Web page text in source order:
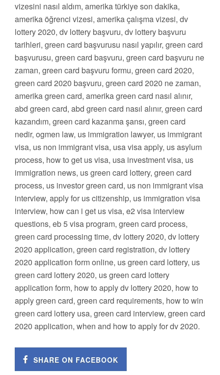
vizesini nasıl aldım, amerika türkiye son dakika,
amerika öğrenci vizesi, amerika çalışma vizesi, dv
lottery 2020, dv lottery başvuru, dv lottery başvuru
tarihleri, green card başvurusu nasıl yapılır, green card
başvurusu, green card başvuru, green card başvuru ne
zaman, green card başvuru formu, green card 2020,
green card 2020 başvuru, green card 2020 ne zaman,
amerika green card, amerika green card nasıl alınır,
abd green card, abd green card nasıl alınır, green card
kazandım, green card kazanma şansı, green card
nedir, ogmen law, us immigration lawyer, us immigrant
visa, us non immigrant visa, usa visa apply, us asylum
process, how to get us visa, usa investment visa, us
immigration news, us green card lottery, green card
process, us investor green card, us non immigrant visa
interview, apply for us citizenship, us immigration visa
interview, how can i get us visa, e2 visa interview
questions, eb 5 visa program, green card process,
green card processing time, dv lottery 2020, dv lottery
2020 application, green card registration, dv lottery
2020 application form online, us green card lottery, us
green card lottery 2020, us green card lottery
application form, how to apply dv lottery 2020, how to
apply green card, green card requirements, how to win
green card lottery usa, green card interview, green card
2020 application, when and how to apply for dv 2020.
SHARE ON FACEBOOK